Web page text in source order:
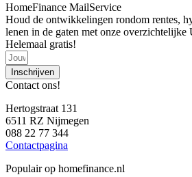
HomeFinance MailService
Houd de ontwikkelingen rondom rentes,
lenen in de gaten met onze overzichtelijke
Helemaal gratis!
Inschrijven
Contact ons!
Hertogstraat 131
6511 RZ Nijmegen
088 22 77 344
Contactpagina
Populair op homefinance.nl